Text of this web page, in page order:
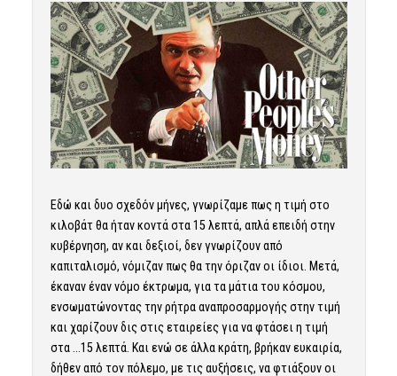
Εδώ και δυο σχεδόν μήνες, γνωρίζαμε πως η τιμή στο
κιλοβάτ θα ήταν κοντά στα 15 λεπτά, απλά επειδή στην
κυβέρνηση, αν και δεξιοί, δεν γνωρίζουν από
καπιταλισμό, νόμιζαν πως θα την όριζαν οι ίδιοι. Μετά,
έκαναν έναν νόμο έκτρωμα, για τα μάτια του κόσμου,
ενσωματώνοντας την ρήτρα αναπροσαρμογής στην τιμή
και χαρίζουν δις στις εταιρείες για να φτάσει η τιμή
στα …15 λεπτά. Και ενώ σε άλλα κράτη, βρήκαν ευκαιρία,
δήθεν από τον πόλεμο, με τις αυξήσεις, να φτιάξουν οι